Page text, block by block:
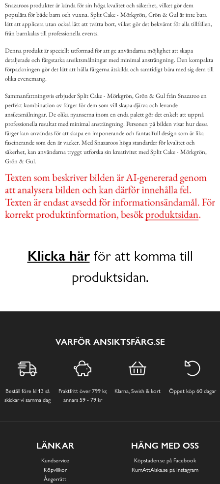
Snazaroos produkter är kända för sin höga kvalitet och säkerhet, vilket gör dem
populära för både barn och vuxna. Split Cake - Mörkgrön, Grön & Gul är inte bara
lätt att applicera utan också lätt att tvätta bort, vilket gör det bekvämt för alla tillfällen,
från barnkalas till professionella events.
Denna produkt är speciellt utformad för att ge användarna möjlighet att skapa
detaljerade och färgstarka ansiktsmålningar med minimal ansträngning. Den kompakta
förpackningen gör det lätt att hålla färgerna åtskilda och samtidigt bära med sig dem till
olika evenemang.
Sammanfattningsvis erbjuder Split Cake - Mörkgrön, Grön & Gul från Snazaroo en
perfekt kombination av färger för dem som vill skapa djärva och levande
ansiktsmålningar. De olika nyanserna inom en enda palett gör det enkelt att uppnå
professionella resultat med minimal ansträngning. Personen på bilden visar hur dessa
färger kan användas för att skapa en imponerande och fantasifull design som är lika
fascinerande som den är vacker. Med Snazaroos höga standarder för kvalitet och
säkerhet, kan användarna tryggt utforska sin kreativitet med Split Cake - Mörkgrön,
Grön & Gul.
Klicka härför att komma till
produktsidan.
VARFÖR ANSIKTSFÄRG.SE
Beställ före kl 13 så
skickar vi samma dag
Fraktfritt över 799 kr,
annars 59 - 79 kr
Klarna, Swish & kort Öppet köp 60 dagar
LÄNKAR
Kundservice
Köpvillkor
Ångerrätt
HÄNG MED OSS
Köpstaden.se på Facebook
RumAttÄlska.se på Instagram